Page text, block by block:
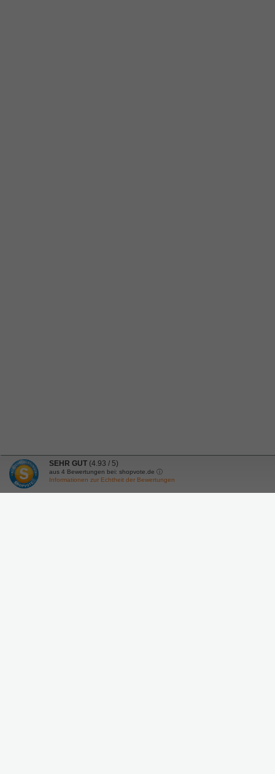
SEHR GUT (4.93 / 5)
aus 4 Bewertungen bei: shopvote.de ⓘ
Informationen zur Echtheit der Bewertungen